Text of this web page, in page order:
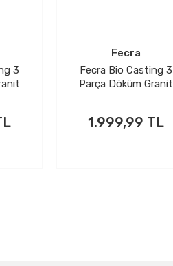
3
Fecra
Fecra Bio Casting 3
Parça Döküm Granit
1.999,99 TL